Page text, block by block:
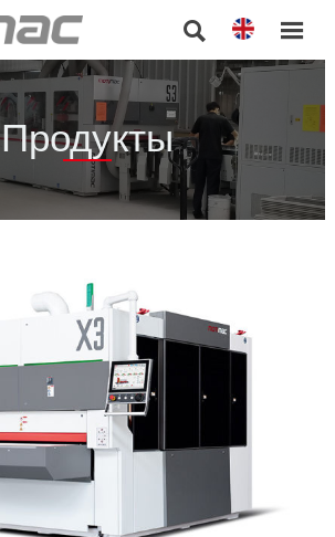
 
Продукты